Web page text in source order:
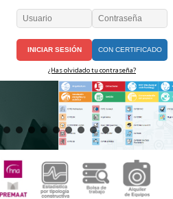
CON CERTIFICADO
¿Has olvidado tu contraseña?